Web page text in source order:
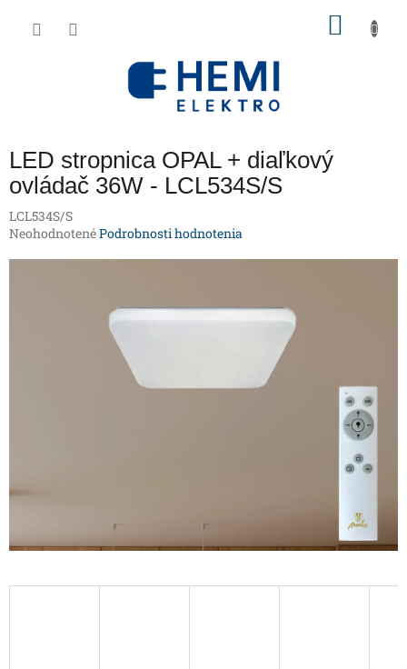
LED stropnica OPAL + diaľkový
ovládač 36W - LCL534S/S
LCL534S/S
Priemerné
NeohodnotenéPodrobnosti hodnotenia